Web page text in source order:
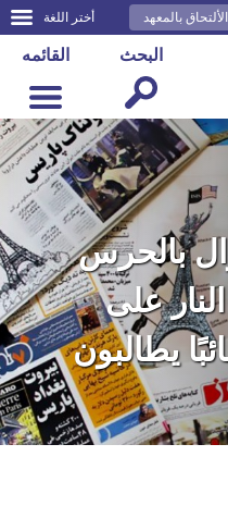
أختر اللغة الألتحاق بالمعهد
القائمه البحث
بالحرس
على
و30 نائبًا يطالبون